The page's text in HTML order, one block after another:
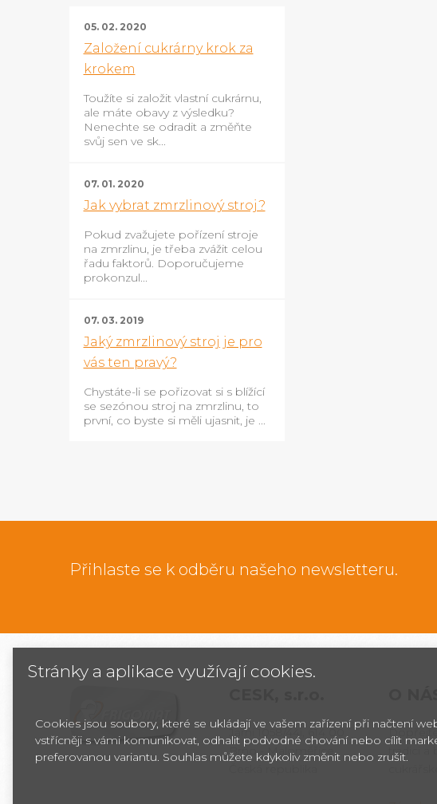
05. 02. 2020
Založení cukrárny krok za
krokem
Toužíte si založit vlastní cukrárnu,
ale máte obavy z výsledku?
Nenechte se odradit a změňte
svůj sen ve sk...
07. 01. 2020
Jak vybrat zmrzlinový stroj?
Pokud zvažujete pořízení stroje
na zmrzlinu, je třeba zvážit celou
řadu faktorů. Doporučujeme
prokonzul...
07. 03. 2019
Jaký zmrzlinový stroj je pro
vás ten pravý?
Chystáte-li se pořizovat si s blížící
se sezónou stroj na zmrzlinu, to
první, co byste si měli ujasnit, je ...
Přihlaste se k odběru našeho newsletteru.
Jarní 1058/44i, 614 00
Brno - Maloměřice
tradici
Stránky a aplikace využívají cookies.
Cookies jsou soubory, které se ukládají ve vašem zařízení při načtení
vstřícněji s vámi komunikovat, odhalit podvodné chování nebo cílit
preferovanou variantu. Souhlas můžete kdykoliv změnit nebo zrušit.